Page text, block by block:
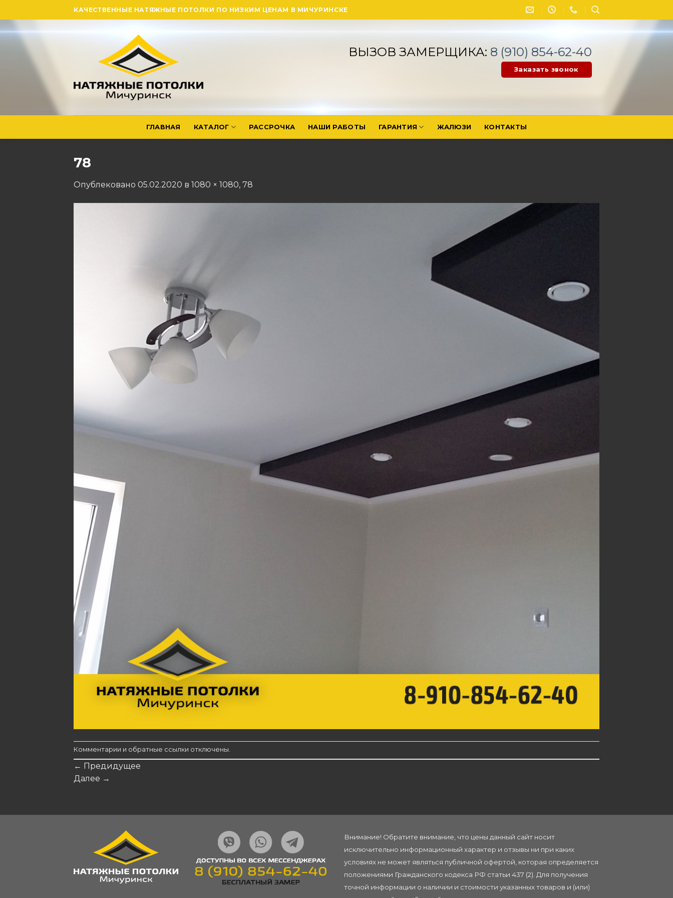
to
content
КАЧЕСТВЕННЫЕ НАТЯЖНЫЕ ПОТОЛКИ ПО НИЗКИМ ЦЕНАМ В МИЧУРИНСКЕ
ВЫЗОВ ЗАМЕРЩИКА: 8 (910) 854-62-40
Заказать звонок
ГЛАВНАЯ КАТАЛОГ РАССРОЧКА НАШИ РАБОТЫ ГАРАНТИЯ ЖАЛЮЗИ КОНТАКТЫ
78
Опублековано 05.02.2020 в 1080 × 1080, 78
Комментарии и обратные ссылки отключены.
← Предидущее
Далее →
Внимание! Обратите внимание, что цены данный сайт носит
исключительно информационный характер и отзывы ни при каких
условиях не может являться публичной офертой, которая определяется
положениями Гражданского кодекса РФ статьи 437 (2). Для получения
точной информации о наличии и стоимости указанных товаров и (или)